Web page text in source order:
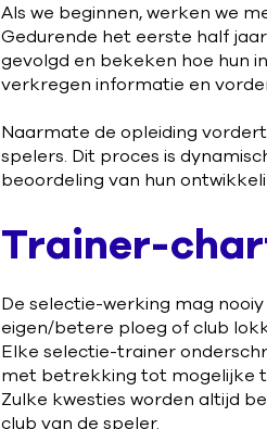
Als we beginnen, werken we
Gedurende het eerste half
gevolgd en bekeken hoe hun
verkregen informatie en
Naarmate de opleiding
spelers. Dit proces is
beoordeling van hun
Trainer-
De selectie-werking mag
eigen/betere ploeg of club
Elke selectie-trainer
met betrekking tot mogelijke
Zulke kwesties worden altijd
club van de speler.